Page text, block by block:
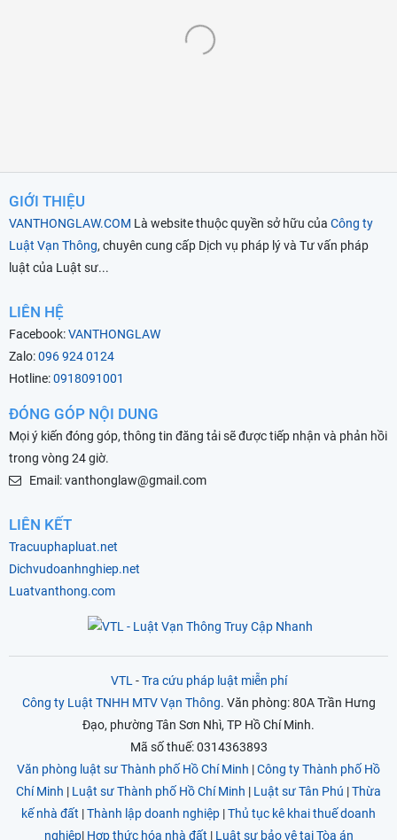
GIỚI THIỆU
VANTHONGLAW.COM Là website thuộc quyền sở hữu của Công ty
Luật Vạn Thông, chuyên cung cấp Dịch vụ pháp lý và Tư vấn pháp
luật của Luật sư...
LIÊN HỆ
Facebook:VANTHONGLAW
Zalo:096 924 0124
Hotline:0918091001
ĐÓNG GÓP NỘI DUNG
Mọi ý kiến đóng góp, thông tin đăng tải sẽ được tiếp nhận và phản hồi
trong vòng 24 giờ.
Email: vanthonglaw@gmail.com
LIÊN KẾT
Tracuuphapluat.net
Dichvudoanhnghiep.net
Luatvanthong.com
VTL-Tra cứu pháp luật miễn phí
Công ty Luật TNHH MTV Vạn Thông. Văn phòng: 80A Trần Hưng
Đạo, phường Tân Sơn Nhì, TP Hồ Chí Minh.
Mã số thuế: 0314363893
Văn phòng luật sư Thành phố Hồ Chí Minh |Công ty Thành phố Hồ
Chí Minh | Luật sư Thành phố Hồ Chí Minh | Luật sư Tân Phú |Thừa
kế nhà đất |Thành lập doanh nghiệp |Thủ tục kê khai thuế doanh
nghiệp| Hợp thức hóa nhà đất | Luật sư bảo vệ tại Tòa án